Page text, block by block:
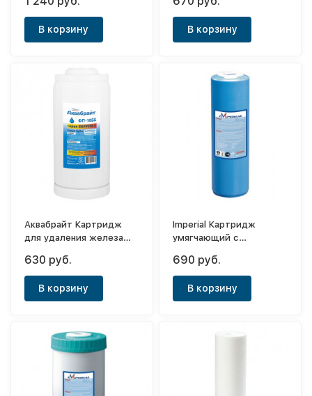
В корзину В корзину
Аквабрайт Картридж
для удаления железа
630 руб.
В корзину
Imperial Картридж
умягчающий с
10"SL
690 руб.
В корзину